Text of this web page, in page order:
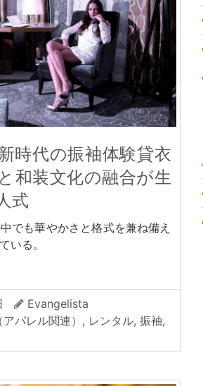
時代の振袖体験貸衣
和装文化の融合が生
式
でも華やかさと格式を兼ね備え
いる。
Evangelista
パレル関連） , レンタル,振袖,